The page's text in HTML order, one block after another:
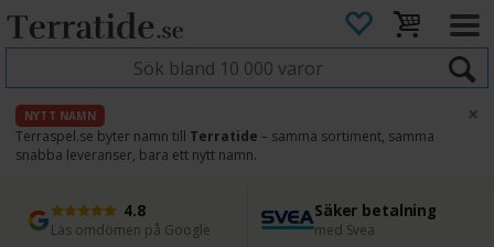
NYTT NAMN
Terraspel.se byter namn till Terratide – samma sortiment, samma
snabba leveranser, bara ett nytt namn.
×
4.8
Läs omdömen på Google
Säker betalning
med Svea
Snabb leverans
Direkt från lager
45 dagars ångerrätt
Enkel retur